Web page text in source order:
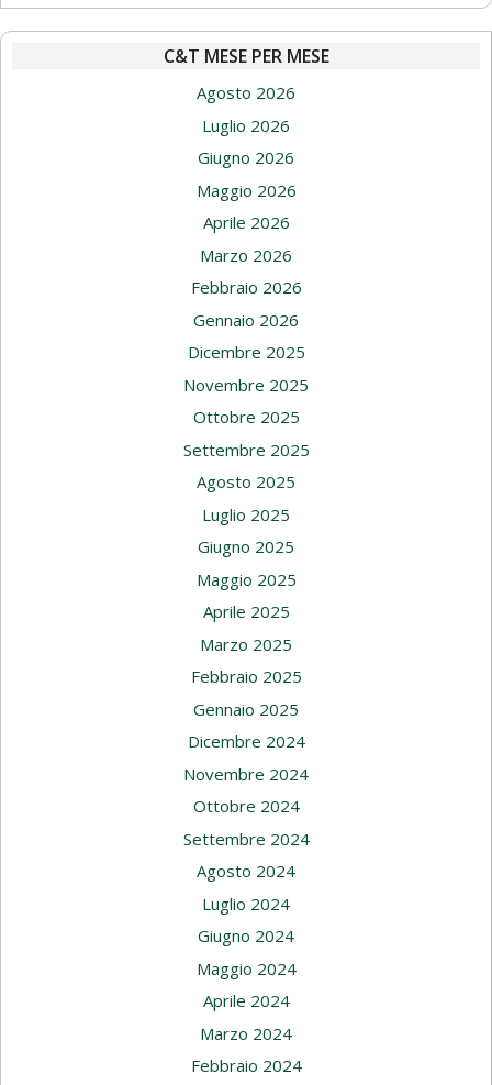
C&T MESE PER MESE
Agosto 2026
Luglio 2026
Giugno 2026
Maggio 2026
Aprile 2026
Marzo 2026
Febbraio 2026
Gennaio 2026
Dicembre 2025
Novembre 2025
Ottobre 2025
Settembre 2025
Agosto 2025
Luglio 2025
Giugno 2025
Maggio 2025
Aprile 2025
Marzo 2025
Febbraio 2025
Gennaio 2025
Dicembre 2024
Novembre 2024
Ottobre 2024
Settembre 2024
Agosto 2024
Luglio 2024
Giugno 2024
Maggio 2024
Aprile 2024
Marzo 2024
Febbraio 2024